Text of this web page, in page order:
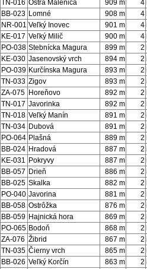
TN-016 Ostrá Malenica 909 m 4
BB-023 Lomné 908 m 4
NR-001 Veľký Inovec 901 m 4
KE-017 Veľký Milič 900 m 4
PO-038 Stebnícka Magura 899 m 2
KE-030 Jasenovský vrch 894 m 2
PO-039 Kurčínska Magura 893 m 2
TN-033 Zigov 893 m 2
ZA-075 Horeňovo 892 m 2
TN-017 Javorinka 892 m 2
TN-018 Veľký Manín 891 m 2
TN-034 Dubová 891 m 2
PO-064 Plašná 889 m 2
BB-024 Hradová 887 m 2
KE-031 Pokryvy 887 m 2
BB-057 Drieň 886 m 2
BB-025 Skalka 882 m 2
PO-040 Javorina 881 m 2
BB-058 Ostrôžka 876 m 2
BB-059 Hajnická hora 869 m 2
PO-065 Bodoň 868 m 2
ZA-076 Žibrid 867 m 2
TN-035 Čierny vrch 865 m 2
BB-026 Veľký Korčín 863 m 2